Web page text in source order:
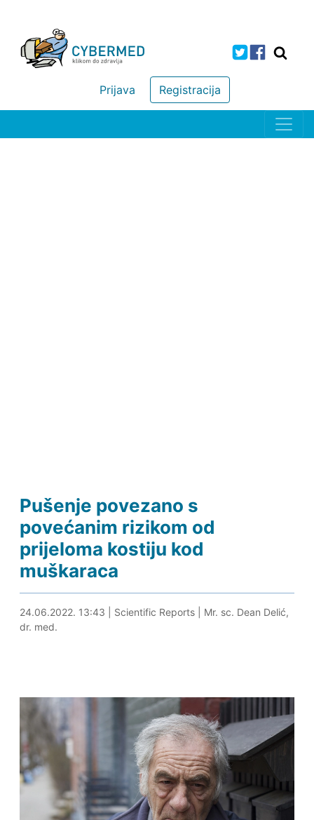
Registracija
Prijava
Pušenje povezano s
povećanim rizikom od
prijeloma kostiju kod
muškaraca
24.06.2022. 13:58
24.06.2022. 13:43 Scientific Reports| Mr. sc. Dean Delić,
dr. med.